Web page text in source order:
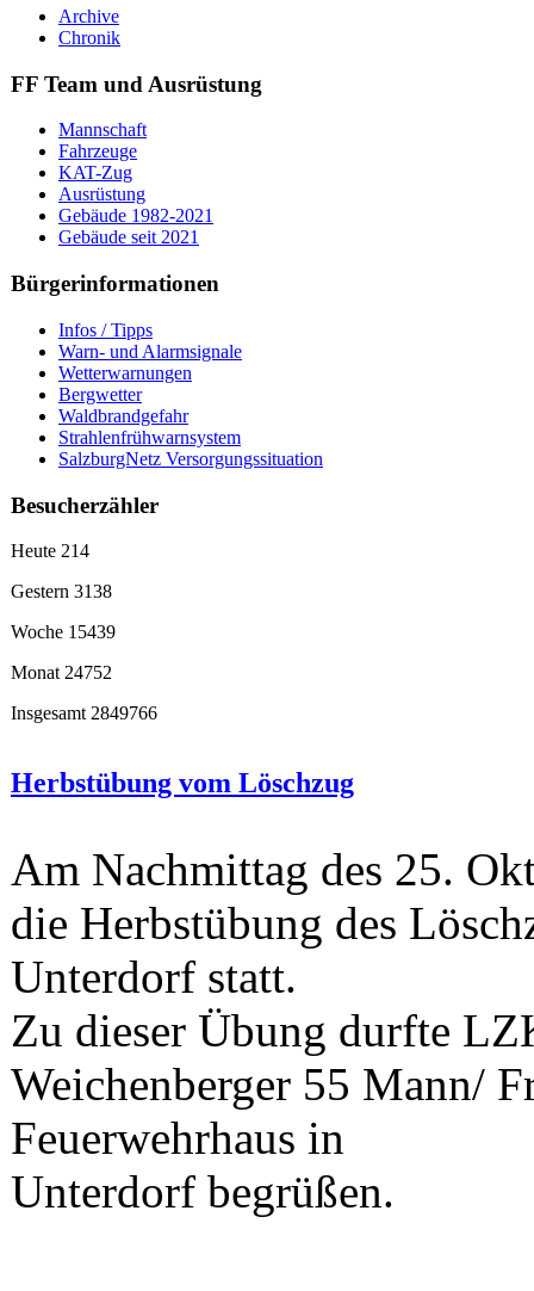
Archive
Chronik
FF Team und Ausrüstung
Mannschaft
Fahrzeuge
KAT-Zug
Ausrüstung
Gebäude 1982-2021
Gebäude seit 2021
Bürgerinformationen
Infos / Tipps
Warn- und Alarmsignale
Wetterwarnungen
Bergwetter
Waldbrandgefahr
Strahlenfrühwarnsystem
SalzburgNetz Versorgungssituation
Besucherzähler
Heute 214
Gestern 3138
Woche 15439
Monat 24752
Insgesamt 2849766
Herbstübung vom Löschzug
Am Nachmittag des 25.
die Herbstübung des
Unterdorf statt.
Zu dieser Übung durfte
Weichenberger 55 Mann/
Feuerwehrhaus in
Unterdorf begrüßen.